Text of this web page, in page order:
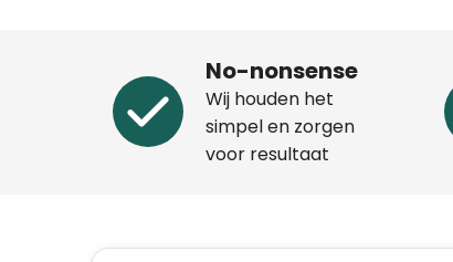
No-nonsense
Wij houden het
simpel en zorgen
voor resultaat